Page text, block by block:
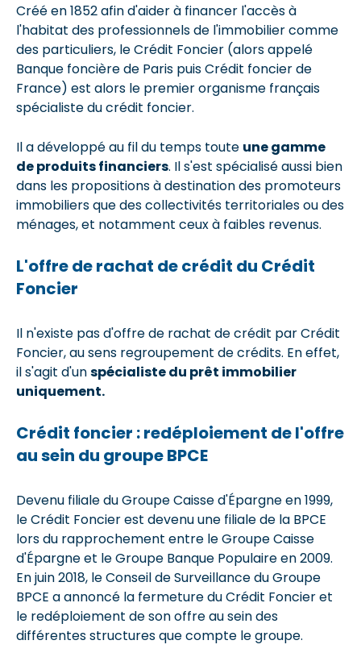
Créé en 1852 afin d'aider à financer l'accès à
l'habitat des professionnels de l'immobilier comme
des particuliers, le Crédit Foncier (alors appelé
Banque foncière de Paris puis Crédit foncier de
France) est alors le premier organisme français
spécialiste du crédit foncier.
Il a développé au fil du temps toute une gamme
de produits financiers. Il s'est spécialisé aussi bien
dans les propositions à destination des promoteurs
immobiliers que des collectivités territoriales ou des
ménages, et notamment ceux à faibles revenus.
L'offre de rachat de crédit du Crédit
Foncier
Il n'existe pas d'offre de rachat de crédit par Crédit
Foncier, au sens regroupement de crédits. En effet,
il s'agit d'unspécialiste du prêt immobilier
uniquement.
Crédit foncier : redéploiement de l'offre
au sein du groupe BPCE
Devenu filiale du Groupe Caisse d'Épargne en 1999,
le Crédit Foncier est devenu une filiale de la BPCE
lors du rapprochement entre le Groupe Caisse
d'Épargne et le Groupe Banque Populaire en 2009.
En juin 2018, le Conseil de Surveillance du Groupe
BPCE a annoncé la fermeture du Crédit Foncier et
le redéploiement de son offre au sein des
différentes structures que compte le groupe.